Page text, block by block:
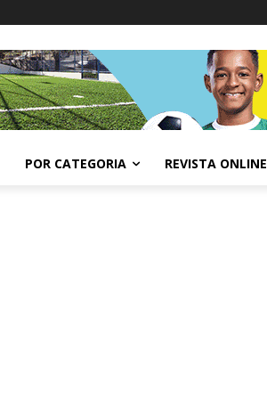
POR CATEGORIA REVISTA ONLINE